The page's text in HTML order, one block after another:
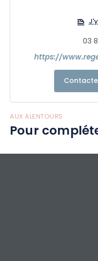
03
https://
AUX ALENTOURS
Pour